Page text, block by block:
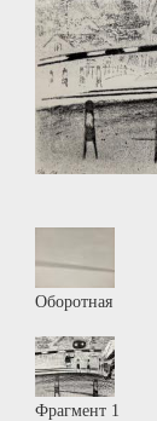
Оборотная
Фрагмент 1